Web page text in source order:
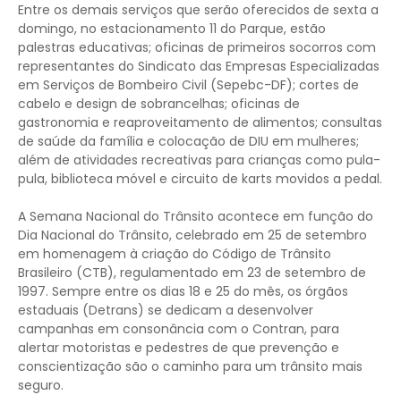
Entre os demais serviços que serão oferecidos de sexta a
domingo, no estacionamento 11 do Parque, estão
palestras educativas; oficinas de primeiros socorros com
representantes do Sindicato das Empresas Especializadas
em Serviços de Bombeiro Civil (Sepebc-DF); cortes de
cabelo e design de sobrancelhas; oficinas de
gastronomia e reaproveitamento de alimentos; consultas
de saúde da família e colocação de DIU em mulheres;
além de atividades recreativas para crianças como pula-
pula, biblioteca móvel e circuito de karts movidos a pedal.
A Semana Nacional do Trânsito acontece em função do
Dia Nacional do Trânsito, celebrado em 25 de setembro
em homenagem à criação do Código de Trânsito
Brasileiro (CTB), regulamentado em 23 de setembro de
1997. Sempre entre os dias 18 e 25 do mês, os órgãos
estaduais (Detrans) se dedicam a desenvolver
campanhas em consonância com o Contran, para
alertar motoristas e pedestres de que prevenção e
conscientização são o caminho para um trânsito mais
seguro.